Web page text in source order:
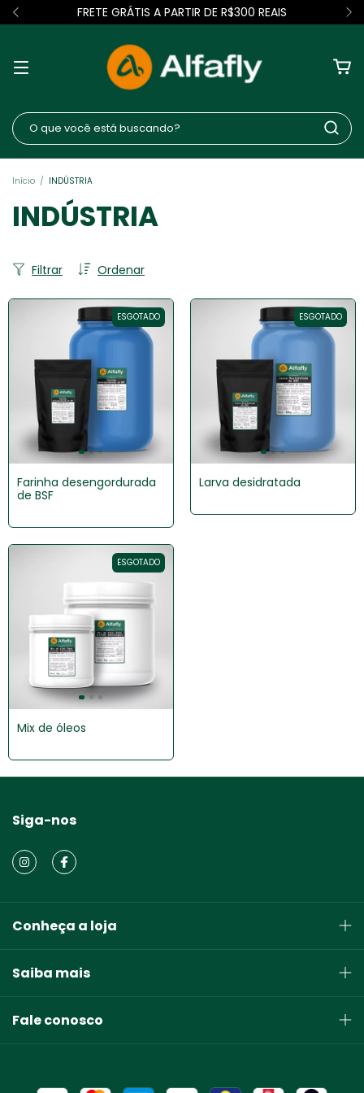
FRETE GRÁTIS A PARTIR DE R$300 REAIS
Início / INDÚSTRIA
INDÚSTRIA
Ordenar
Filtrar
ESGOTADO
Farinha desengordurada
de BSF
ESGOTADO
Larva desidratada
ESGOTADO
Mix de óleos
Siga-nos
Conheça a loja
Saiba mais
Fale conosco